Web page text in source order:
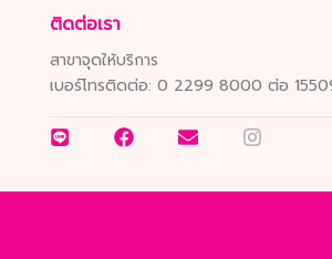
ติดต่อเรา
สาขาจุดให้บริการ
เบอร์โทรติดต่อ: 0 2299 8000 ต่อ